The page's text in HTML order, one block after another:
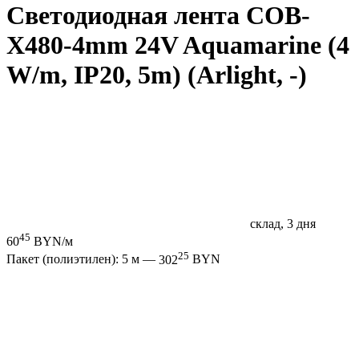
Светодиодная лента COB-
X480-4mm 24V Aquamarine (4
W/m, IP20, 5m) (Arlight, -)
склад, 3 дня
6045 BYN/м
Пакет (полиэтилен): 5 м — 30225 BYN